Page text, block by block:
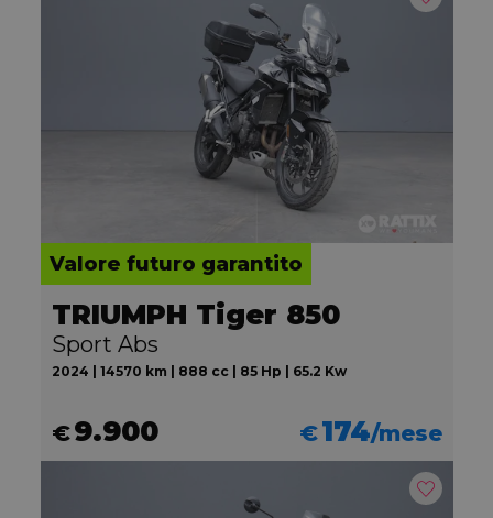
Valore futuro garantito
TRIUMPH Tiger 850
Sport Abs
2024 | 14570 km | 888 cc | 85 Hp | 65.2 Kw
€9.900 €174/mese